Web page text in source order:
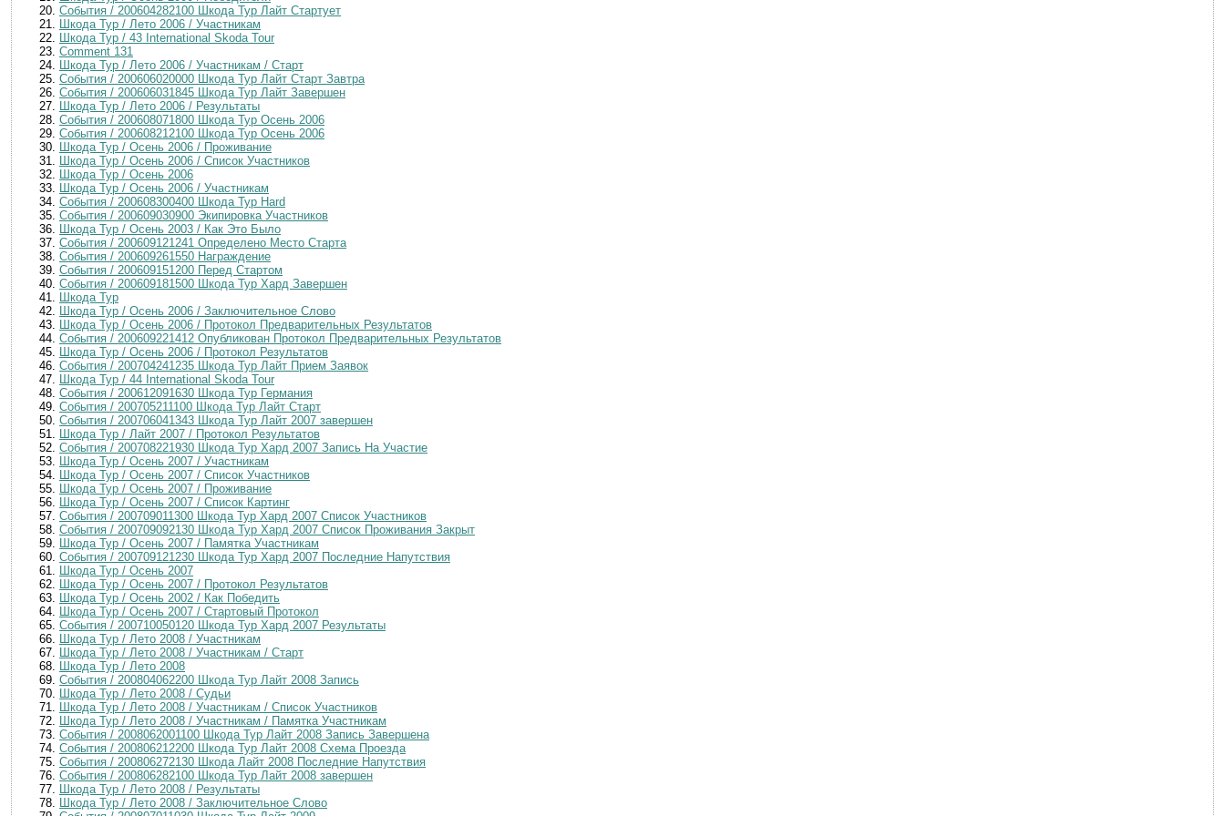
События / 200604282100 Шкода Тур Лайт Стартует
Шкода Тур / Лето 2006 / Участникам
Шкода Тур / 43 International Skoda Tour
Comment 131
Шкода Тур / Лето 2006 / Участникам / Старт
События / 200606020000 Шкода Тур Лайт Старт Завтра
События / 200606031845 Шкода Тур Лайт Завершен
Шкода Тур / Лето 2006 / Результаты
События / 200608071800 Шкода Тур Осень 2006
События / 200608212100 Шкода Тур Осень 2006
Шкода Тур / Осень 2006 / Проживание
Шкода Тур / Осень 2006 / Список Участников
Шкода Тур / Осень 2006
Шкода Тур / Осень 2006 / Участникам
События / 200608300400 Шкода Тур Hard
События / 200609030900 Экипировка Участников
Шкода Тур / Осень 2003 / Как Это Было
События / 200609121241 Определено Место Старта
События / 200609261550 Награждение
События / 200609151200 Перед Стартом
События / 200609181500 Шкода Тур Хард Завершен
Шкода Тур
Шкода Тур / Осень 2006 / Заключительное Слово
Шкода Тур / Осень 2006 / Протокол Предварительных Результатов
События / 200609221412 Опубликован Протокол Предварительных Результатов
Шкода Тур / Осень 2006 / Протокол Результатов
События / 200704241235 Шкода Тур Лайт Прием Заявок
Шкода Тур / 44 International Skoda Tour
События / 200612091630 Шкода Тур Германия
События / 200705211100 Шкода Тур Лайт Старт
События / 200706041343 Шкода Тур Лайт 2007 завершен
Шкода Тур / Лайт 2007 / Протокол Результатов
События / 200708221930 Шкода Тур Хард 2007 Запись На Участие
Шкода Тур / Осень 2007 / Участникам
Шкода Тур / Осень 2007 / Список Участников
Шкода Тур / Осень 2007 / Проживание
Шкода Тур / Осень 2007 / Список Картинг
События / 200709011300 Шкода Тур Хард 2007 Список Участников
События / 200709092130 Шкода Тур Хард 2007 Список Проживания Закрыт
Шкода Тур / Осень 2007 / Памятка Участникам
События / 200709121230 Шкода Тур Хард 2007 Последние Напутствия
Шкода Тур / Осень 2007
Шкода Тур / Осень 2007 / Протокол Результатов
Шкода Тур / Осень 2002 / Как Победить
Шкода Тур / Осень 2007 / Стартовый Протокол
События / 200710050120 Шкода Тур Хард 2007 Результаты
Шкода Тур / Лето 2008 / Участникам
Шкода Тур / Лето 2008 / Участникам / Старт
Шкода Тур / Лето 2008
События / 200804062200 Шкода Тур Лайт 2008 Запись
Шкода Тур / Лето 2008 / Судьи
Шкода Тур / Лето 2008 / Участникам / Список Участников
Шкода Тур / Лето 2008 / Участникам / Памятка Участникам
События / 2008062001100 Шкода Тур Лайт 2008 Запись Завершена
События / 200806212200 Шкода Тур Лайт 2008 Схема Проезда
События / 200806272130 Шкода Лайт 2008 Последние Напутствия
События / 200806282100 Шкода Тур Лайт 2008 завершен
Шкода Тур / Лето 2008 / Результаты
Шкода Тур / Лето 2008 / Заключительное Слово